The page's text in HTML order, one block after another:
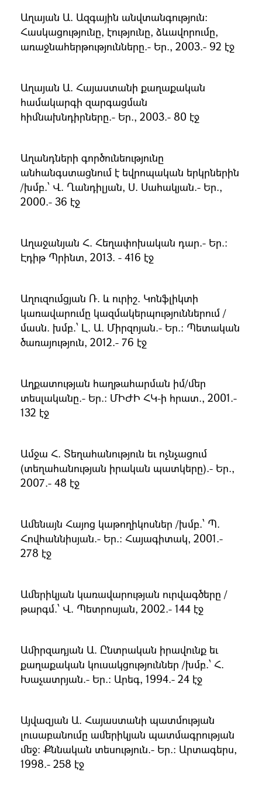
Աղայան Ա. Ազգային անվտանգություն։
Հասկացությունը, էությունը, ձևավորումը,
առաջնահերթությունները.- Եր., 2003.- 92 էջ
Աղայան Ա. Հայաստանի քաղաքական
համակարգի զարգացման
հիմնախնդիրները.- Եր., 2003.- 80 էջ
Աղանդների գործունեությունը
անհանգստացնում է եվրոպական երկրներին
/խմբ.՝ Վ. Ղանդիլյան, Ս. Սահակյան.- Եր.,
2000.- 36 էջ
Աղաջանյան Հ. Հեղափոխական դար.- Եր.:
Էդիթ Պրինտ, 2013. - 416 էջ
Աղուզումցյան Ռ. և ուրիշ. Կոնֆլիկտի
կառավարումը կազմակերպություններում /
մասն. խմբ.՝ Լ. Ա. Միրզոյան.- Եր.։ Պետական
ծառայություն, 2012.- 76 էջ
Աղքատության հաղթահարման իմ/մեր
տեսլականը.- Եր.։ ՄԻԺԻ ՀԿ-ի հրատ., 2001.-
132 էջ
Ամջա Հ. Տեղահանություն եւ ոչնչացում
(տեղահանության իրական պատկերը).- Եր.,
2007.- 48 էջ
Ամենայն Հայոց կաթողիկոսներ /խմբ.՝ Պ.
Հովհաննիսյան.- Եր.։ Հայագիտակ, 2001.-
278 էջ
Ամերիկյան կառավարության ուրվագծերը /
թարգմ.՝ Վ. Պետրոսյան, 2002.- 144 էջ
Ամիրզադյան Ա. Ընտրական իրավունք եւ
քաղաքական կուսակցություններ /խմբ.՝ Հ.
Խաչատրյան.- Եր.։ Արեգ, 1994.- 24 էջ
Այվազյան Ա. Հայաստանի պատմության
լուսաբանումը ամերիկյան պատմագրության
մեջ։ Քննական տեսություն.- Եր.։ Արտագերս,
1998.- 258 էջ